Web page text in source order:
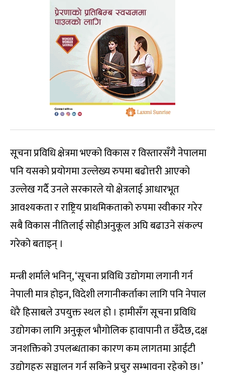
सूचना प्रविधि क्षेत्रमा भएको विकास र विस्तारसँगै नेपालमा
पनि यसको प्रयोगमा उल्लेख्य रुपमा बढोत्तरी आएको
उल्लेख गर्दै उनले सरकारले यो क्षेत्रलाई आधारभूत
आवश्यकता र राष्ट्रिय प्राथमिकताको रुपमा स्वीकार गरेर
सबै विकास नीतिलाई सोहीअनुकूल अघि बढाउने संकल्प
गरेको बताइन् ।
मन्त्री शर्माले भनिन्, ‘सूचना प्रविधि उद्योगमा लगानी गर्न
नेपाली मात्र होइन, विदेशी लगानीकर्ताका लागि पनि नेपाल
धेरै हिसाबले उपयुक्त स्थल हो । हामीसँग सूचना प्रविधि
उद्योगका लागि अनुकूल भौगोलिक हावापानी त छँदैछ, दक्ष
जनशक्तिको उपलब्धताका कारण कम लागतमा आईटी
उद्योगहरु सञ्चालन गर्न सकिने प्रचुर सम्भावना रहेको छ।’